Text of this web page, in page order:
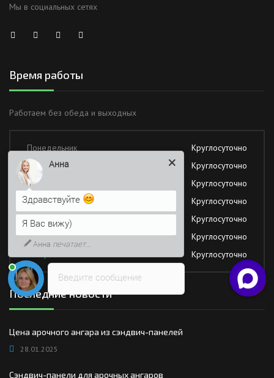
Мы в социальных сетях
Время работы
Работаем без обеда и выходных
Понедельник
Круглосуточно
Вторник
Круглосуточно
Среда
Круглосуточно
Четверг
Круглосуточно
Пятница
Круглосуточно
Суббота
Круглосуточно
Круглосуточно
Последние новости
Цена арочного ангара из сэндвич-панелей
28.01.2025
Сэндвич-панели для арочных ангаров
Введите сообщение
Анна
Здравствуйте
Я Вас вижу)
Анна печатает...